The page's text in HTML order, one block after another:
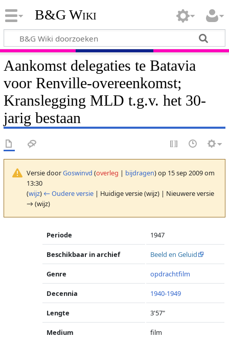
B&G Wiki
Aankomst delegaties te Batavia
voor Renville-overeenkomst;
Kranslegging MLD t.g.v. het 30-
jarig bestaan
Versie doorGoswinvd (overleg | bijdragen)op 15 sep 2009 om
13:30
(wijz) ← Oudere versie| Huidige versie (wijz) | Nieuwere versie
→ (wijz)
Periode 1947
Beschikbaar in archief Beeld en Geluid
Genre opdrachtfilm
Decennia 1940-1949
Lengte 3'57"
Medium film